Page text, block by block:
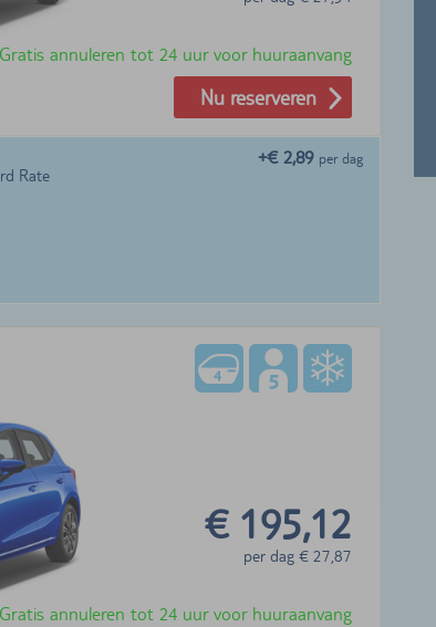
Gratis annuleren tot 24 uur voor huuraanvang
Nu reserveren
Rate
+€ 2,89 per dag
€ 195,12
per dag € 27,87
Gratis annuleren tot 24 uur voor huuraanvang